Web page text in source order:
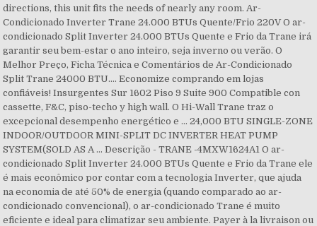
directions, this unit fits the needs of nearly any room. Ar-
Condicionado Inverter Trane 24.000 BTUs Quente/Frio 220V O ar-
condicionado Split Inverter 24.000 BTUs Quente e Frio da Trane irá
garantir seu bem-estar o ano inteiro, seja inverno ou verão. O
Melhor Preço, Ficha Técnica e Comentários de Ar-Condicionado
Split Trane 24000 BTU.... Economize comprando em lojas
confiáveis! Insurgentes Sur 1602 Piso 9 Suite 900 Compatible con
cassette, F&C, piso-techo y high wall. O Hi-Wall Trane traz o
excepcional desempenho energético e … 24,000 BTU SINGLE-ZONE
INDOOR/OUTDOOR MINI-SPLIT DC INVERTER HEAT PUMP
SYSTEM(SOLD AS A … Descrição - TRANE -4MXW1624A1 O ar-
condicionado Split Inverter 24.000 BTUs Quente e Frio da Trane ele
é mais econômico por contar com a tecnologia Inverter, que ajuda
na economia de até 50% de energia (quando comparado ao ar-
condicionado convencional), o ar-condicionado Trane é muito
eficiente e ideal para climatizar seu ambiente. Payer à la livraison ou